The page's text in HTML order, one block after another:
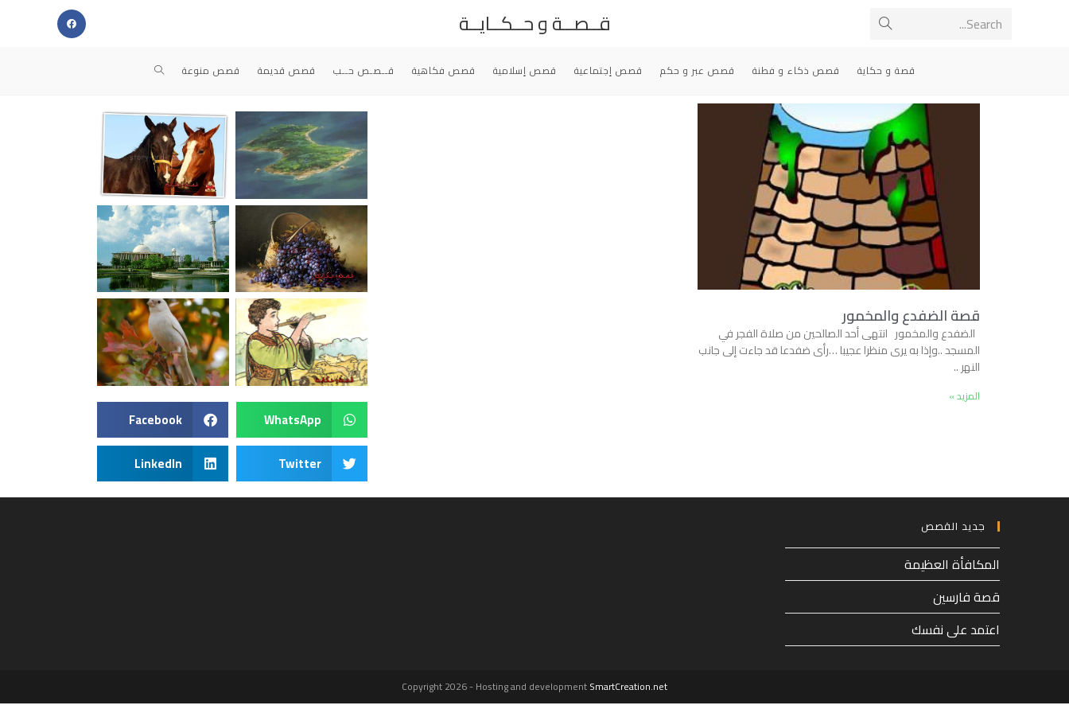
Search... قــصــة و حــكــايــة
قصة و حكاية قصص ذكاء و فطنة قصص عبر و حكم قصص إجتماعية قصص إسلامية قصص فكاهية قــصـص حــب قصص قديمة قصص منوعة
قصة الضفدع والمخمور
الضفدع والمخمور انتهى أحد الصالحين من صلاة الفجر في
المسجد ..وإذا به يرى منظرا عجيبا …رأى ضفدعا قد جاءت إلى جانب
النهر ..
المزيد »
WhatsApp
Facebook
Twitter
LinkedIn
جديد القصص
المكافأة العظيمة
قصة فارسين
اعتمد على نفسك
Copyright 2026 - Hosting and developmentSmartCreation.net